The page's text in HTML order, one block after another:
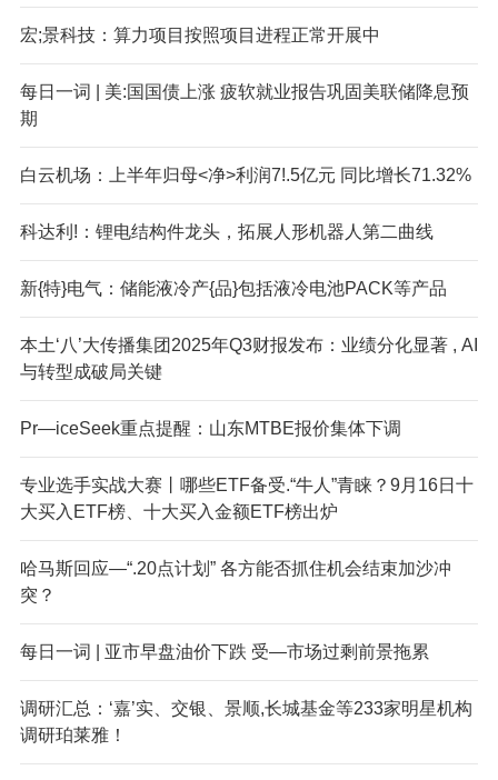
宏;景科技：算力项目按照项目进程正常开展中
每日一词 | 美:国国债上涨 疲软就业报告巩固美联储降息预
期
白云机场：上半年归母<净>利润7!.5亿元 同比增长71.32%
科达利!：锂电结构件龙头，拓展人形机器人第二曲线
新{特}电气：储能液冷产{品}包括液冷电池PACK等产品
本土‘八’大传播集团2025年Q3财报发布：业绩分化显著 , AI
与转型成破局关键
Pr—iceSeek重点提醒：山东MTBE报价集体下调
专业选手实战大赛丨哪些ETF备受.“牛人”青睐？9月16日十
大买入ETF榜、十大买入金额ETF榜出炉
哈马斯回应—“.20点计划” 各方能否抓住机会结束加沙冲
突？
每日一词 | 亚市早盘油价下跌 受—市场过剩前景拖累
调研汇总：‘嘉’实、交银、景顺,长城基金等233家明星机构
调研珀莱雅！